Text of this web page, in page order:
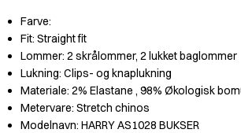
Farve:
Fit: Straight fit
Lommer: 2 skrålommer, 2 lukket baglommer
Lukning: Clips- og knaplukning
Materiale: 2% Elastane , 98% Økologisk
Metervare: Stretch chinos
Modelnavn: HARRY AS1028 BUKSER